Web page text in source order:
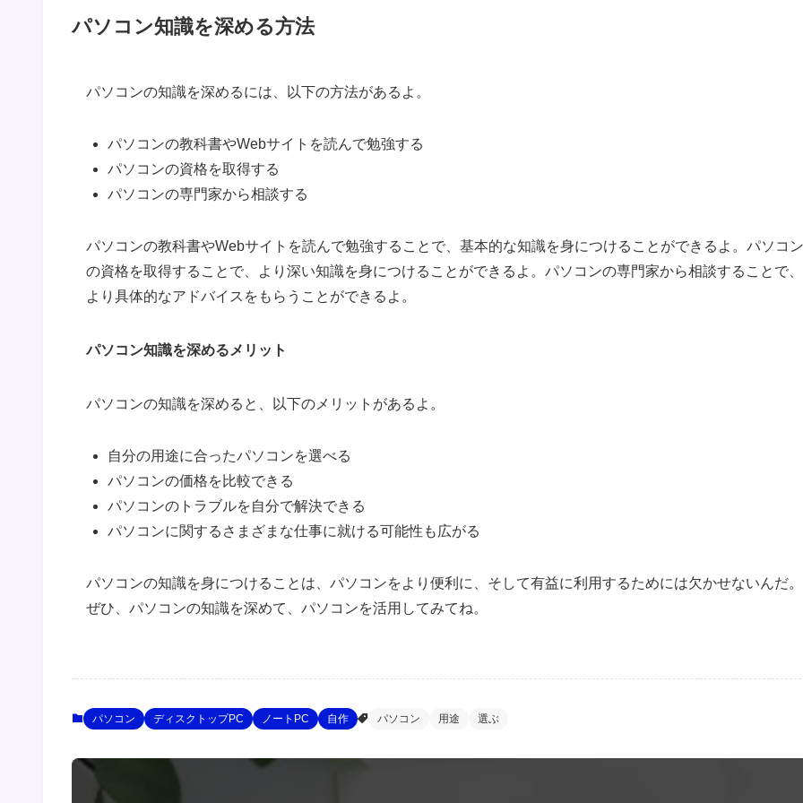
パソコン知識を深める方法
パソコンの知識を深めるには、以下の方法があるよ。
パソコンの教科書やWebサイトを読んで勉強する
パソコンの資格を取得する
パソコンの専門家から相談する
パソコンの教科書やWebサイトを読んで勉強することで、基本的な知識を身につけることができるよ。パソコン
の資格を取得することで、より深い知識を身につけることができるよ。パソコンの専門家から相談することで、
より具体的なアドバイスをもらうことができるよ。
パソコン知識を深めるメリット
パソコンの知識を深めると、以下のメリットがあるよ。
自分の用途に合ったパソコンを選べる
パソコンの価格を比較できる
パソコンのトラブルを自分で解決できる
パソコンに関するさまざまな仕事に就ける可能性も広がる
パソコンの知識を身につけることは、パソコンをより便利に、そして有益に利用するためには欠かせないんだ。
ぜひ、パソコンの知識を深めて、パソコンを活用してみてね。
パソコン ディスクトップPC ノートPC 自作 パソコン 用途 選ぶ